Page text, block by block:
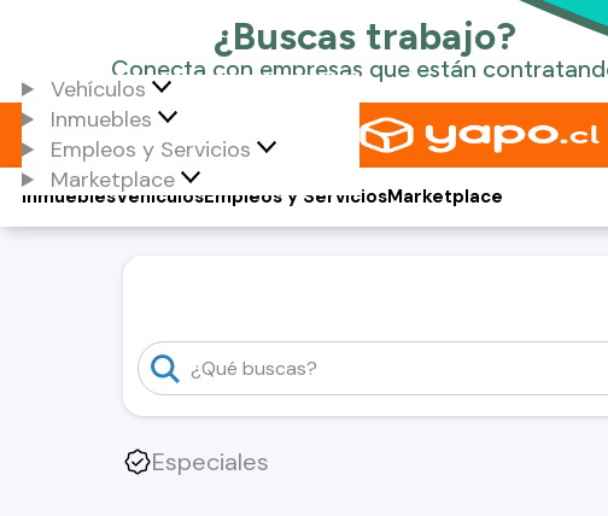
Vehículos
Inmuebles
Empleos y Servicios
Marketplace
Vehículos
Inmuebles Empleos y ServiciosMarketplace
Especiales